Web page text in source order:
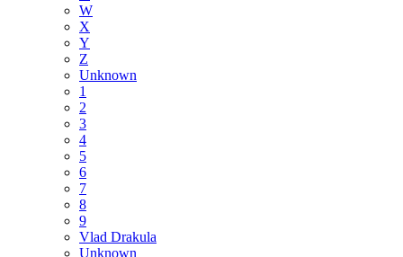
W
X
Y
Z
Unknown
1
2
3
4
5
6
7
8
9
Vlad Drakula
Unknown